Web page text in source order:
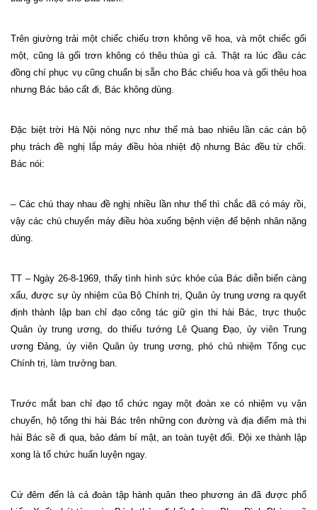
Trên giường trải một chiếc chiếu trơn không vẽ hoa, và một chiếc gối
một, cũng là gối trơn không có thêu thùa gì cả. Thật ra lúc đầu các
đồng chí phục vụ cũng chuẩn bị sẵn cho Bác chiếu hoa và gối thêu hoa
nhưng Bác bảo cất đi, Bác không dùng.
Đặc biệt trời Hà Nội nóng nực như thế mà bao nhiêu lần các cán bộ
phụ trách đề nghị lắp máy điều hòa nhiệt độ nhưng Bác đều từ chối.
Bác nói:
– Các chú thay nhau đề nghị nhiều lần như thế thì chắc đã có máy rồi,
vậy các chú chuyển máy điều hòa xuống bệnh viện để bệnh nhân nặng
dùng.
TT – Ngày 26-8-1969, thấy tình hình sức khỏe của Bác diễn biến càng
xấu, được sự ủy nhiệm của Bộ Chính trị, Quân ủy trung ương ra quyết
định thành lập ban chỉ đạo công tác giữ gìn thi hài Bác, trực thuộc
Quân ủy trung ương, do thiếu tướng Lê Quang Đạo, ủy viên Trung
ương Đảng, ủy viên Quân ủy trung ương, phó chủ nhiệm Tổng cục
Chính trị, làm trưởng ban.
Trước mắt ban chỉ đạo tổ chức ngay một đoàn xe có nhiệm vụ vận
chuyển, hộ tống thi hài Bác trên những con đường và địa điểm mà thi
hài Bác sẽ đi qua, bảo đảm bí mật, an toàn tuyệt đối. Đội xe thành lập
xong là tổ chức huấn luyện ngay.
Cứ đêm đến là cả đoàn tập hành quân theo phương án đã được phổ